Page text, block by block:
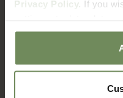
Privacy Policy. If you
Policypage.
Met welke bezorgdienst
Hoe zit het met